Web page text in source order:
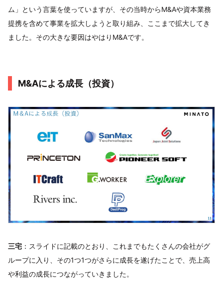
ム」という言葉を使っていますが、その当時からM&Aや資本業務
提携を含めて事業を拡大しようと取り組み、ここまで拡大してき
ました。その大きな要因はやはりM&Aです。
M&Aによる成長（投資）
三宅 ：スライドに記載のとおり、これまでもたくさんの会社がグ
ループに入り、その1つ1つがさらに成長を遂げたことで、売上高
や利益の成長につながっていきました。